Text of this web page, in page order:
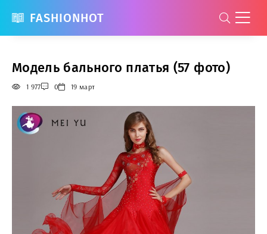
FASHIONHOT
Модель бального платья (57 фото)
1 977 0 19 март